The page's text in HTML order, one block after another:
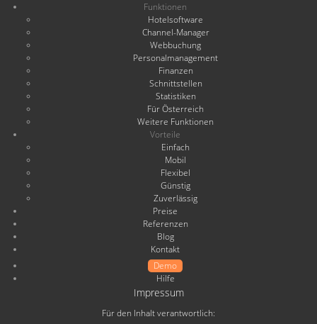
Funktionen
Hotelsoftware
Channel-Manager
Webbuchung
Personalmanagement
Finanzen
Schnittstellen
Statistiken
Für Österreich
Weitere Funktionen
Vorteile
Einfach
Mobil
Flexibel
Günstig
Zuverlässig
Preise
Referenzen
Blog
Kontakt
Demo
Hilfe
Impressum
Für den Inhalt verantwortlich: